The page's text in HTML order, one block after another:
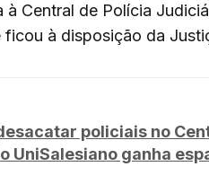
Central de Polícia
à disposição da
policiais no
UniSalesiano ganha